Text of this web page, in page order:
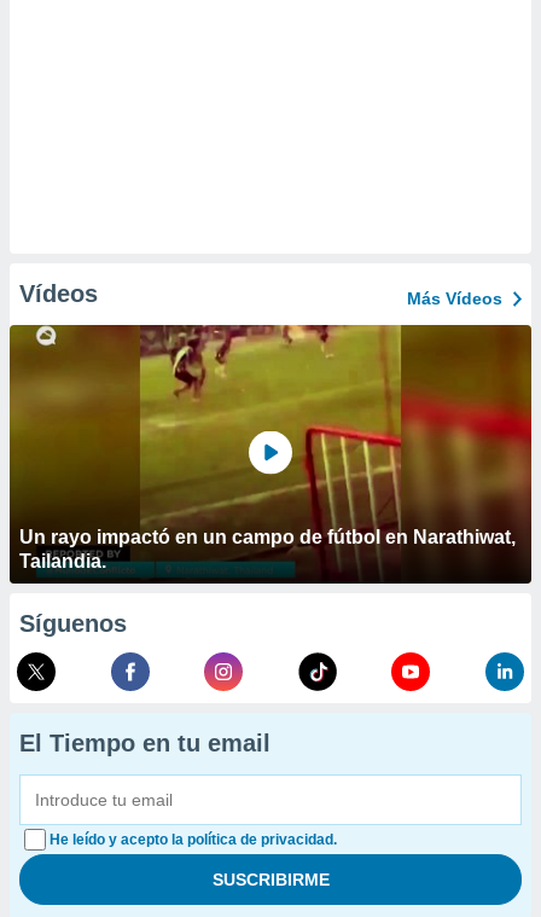
Vídeos Más Vídeos
Un rayo impactó en un campo de fútbol en Narathiwat,
Tailandia.
Síguenos
El Tiempo en tu email
He leído y acepto la política de privacidad.